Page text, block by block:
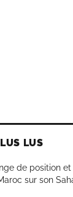
LUS
de position
sur son